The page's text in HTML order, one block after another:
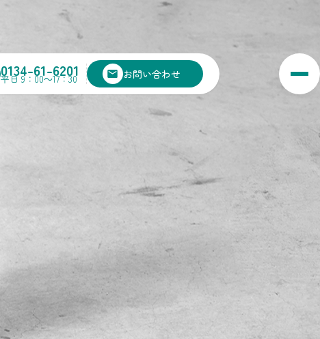
0134-61-6201
平日 9：00～17：30 お問い合わせ